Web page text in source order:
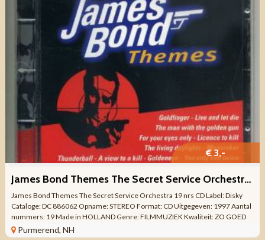
€ 3,-
James Bond Themes The Secret Service Orchestra 19 nrs CD
James Bond Themes The Secret Service Orchestra 19 nrs CD Label: Disky
Cataloge: DC 886062 Opname: STEREO Format: CD Uitgegeven: 1997 Aantal
nummers: 19 Made in HOLLAND Genre: FILMMUZIEK Kwaliteit: ZO GOED
ALS NIEUW Tracklist CD 1 James ...
Purmerend, NH